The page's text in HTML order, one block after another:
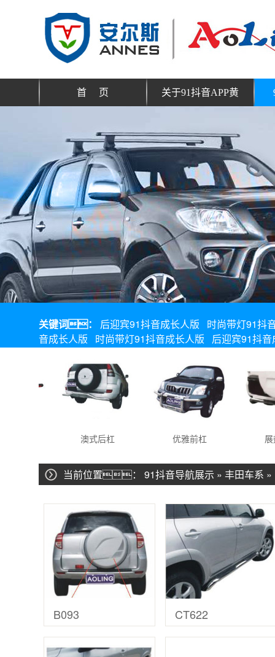
首 页 关于91抖音APP黄
关键词： 后迎宾91抖音成长人版
时尚带灯91抖
音成长人版
时尚带灯91抖音成长人版 后迎宾91抖
澳式后杠 优雅前杠 展
当前位置： 91抖音导航展示 » 丰田车系 »
B093 CT622